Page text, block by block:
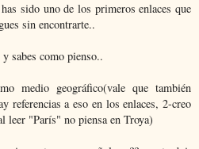
sido uno de los primeros enlaces que
sin encontrarte..
sabes como pienso..
medio geográfico(vale que también
referencias a eso en los enlaces, 2-creo
leer "París" no piensa en Troya)